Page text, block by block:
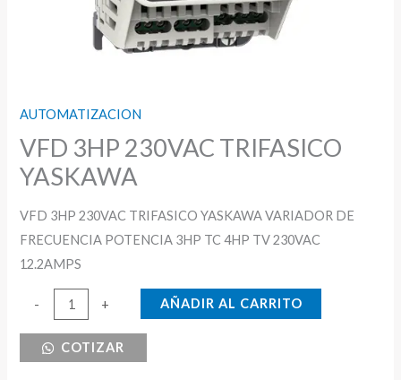
AUTOMATIZACION
VFD 3HP 230VAC TRIFASICO
YASKAWA
VFD 3HP 230VAC TRIFASICO YASKAWA VARIADOR DE
FRECUENCIA POTENCIA 3HP TC 4HP TV 230VAC
12.2AMPS
-
230VAC
+ AÑADIR AL CARRITO
COTIZAR